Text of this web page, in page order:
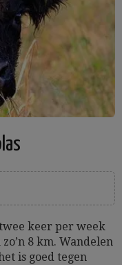
keer per week
8 km. Wandelen
is goed tegen